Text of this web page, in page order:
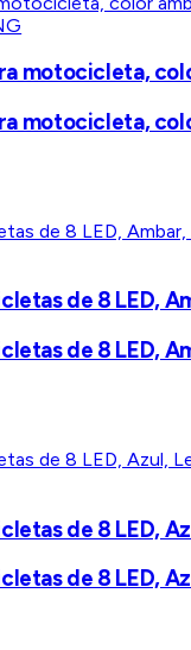
motocicleta,
motocicleta,
de 8 LED,
de 8 LED,
de 8 LED,
de 8 LED,